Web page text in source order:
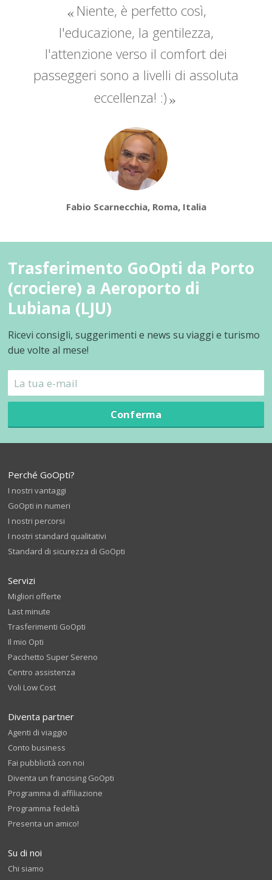
Niente, è perfetto così,
l'educazione, la gentilezza,
l'attenzione verso il comfort dei
passeggeri sono a livelli di assoluta
eccellenza! :)
Fabio Scarnecchia, Roma, Italia
Trasferimento GoOpti da Porto
(crociere) a Aeroporto di
Lubiana (LJU)
Ricevi consigli, suggerimenti e news su viaggi e turismo
due volte al mese!
Conferma
Perché GoOpti?
I nostri vantaggi
GoOpti in numeri
I nostri percorsi
I nostri standard qualitativi
Standard di sicurezza di GoOpti
Servizi
Migliori offerte
Last minute
Trasferimenti GoOpti
Il mio Opti
Pacchetto Super Sereno
Centro assistenza
Voli Low Cost
Diventa partner
Agenti di viaggio
Conto business
Fai pubblicità con noi
Diventa un francising GoOpti
Programma di affiliazione
Programma fedeltà
Presenta un amico!
Su di noi
Chi siamo